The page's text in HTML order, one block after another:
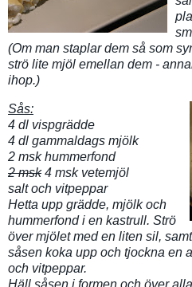
(Om man staplar dem så som
strö lite mjöl emellan dem -
ihop.)
Sås:
4 dl vispgrädde
4 dl gammaldags mjölk
2 msk hummerfond
2 msk4 msk vetemjöl
salt och vitpeppar
Hetta upp grädde, mjölk och
hummerfond i en kastrull. Strö
över mjölet med en liten sil,
såsen koka upp och tjockna en
och vitpeppar.
Häll såsen i formen och över